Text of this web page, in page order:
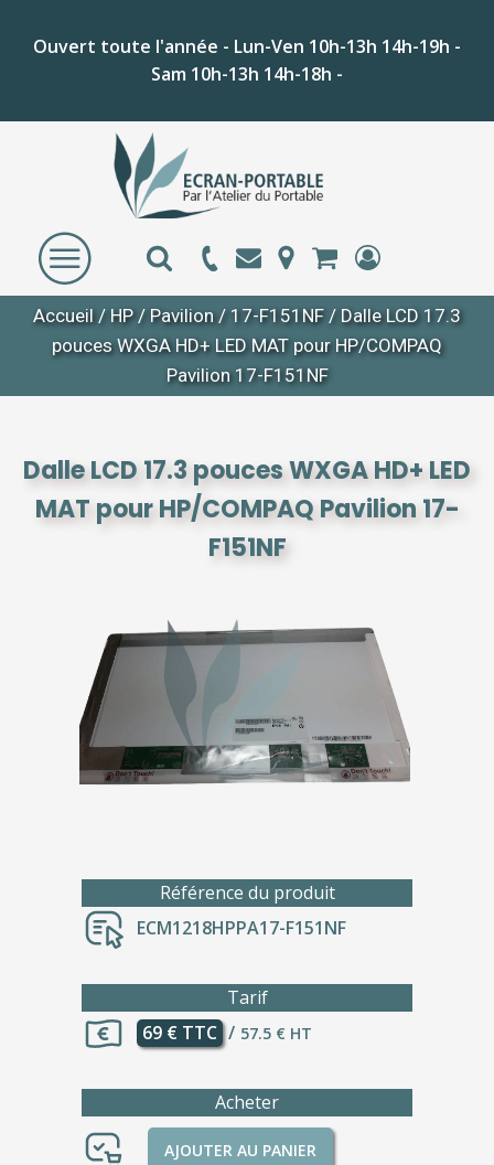
Ouvert toute l'année - Lun-Ven 10h-13h 14h-19h -
Sam 10h-13h 14h-18h -
Accueil/ HP / Pavilion/ 17-F151NF / Dalle LCD 17.3
pouces WXGA HD+ LED MAT pour HP/COMPAQ
Pavilion 17-F151NF
Dalle LCD 17.3 pouces WXGA HD+ LED
MAT pour HP/COMPAQ Pavilion 17-
F151NF
Référence du produit
ECM1218HPPA17-F151NF
Tarif
69 € TTC / 57.5 € HT
Acheter
AJOUTER AU PANIER